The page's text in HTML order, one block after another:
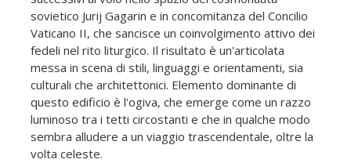
sovietico Jurij Gagarin e in concomitanza del Concilio
Vaticano II, che sancisce un coinvolgimento attivo dei
fedeli nel rito liturgico. Il risultato è un'articolata
messa in scena di stili, linguaggi e orientamenti, sia
culturali che architettonici. Elemento dominante di
questo edificio è l'ogiva, che emerge come un razzo
luminoso tra i tetti circostanti e che in qualche modo
sembra alludere a un viaggio trascendentale, oltre la
volta celeste.